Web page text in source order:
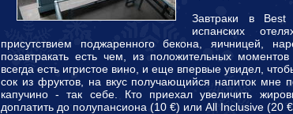
Завтраки в
испанских
присутствием поджаренного бекона, яичницей,
позавтракать есть чем, из положительных
всегда есть игристое вино, и еще впервые увидел,
сок из фруктов, на вкус получающийся напиток мне
капучино - так себе. Кто приехал увеличить
доплатить до полупансиона (10 €) или All Inclusive (20